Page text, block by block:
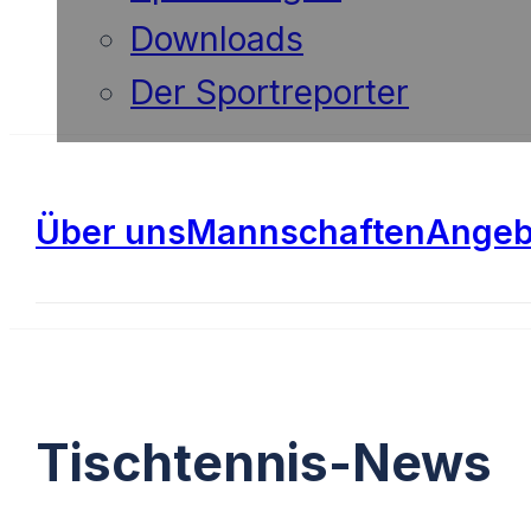
Downloads
Der Sportreporter
Über unsMannschaften
Tischtennis-News